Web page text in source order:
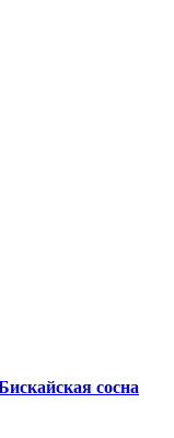
сосна